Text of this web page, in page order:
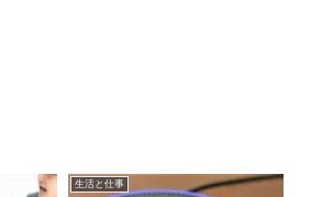
生活と仕事